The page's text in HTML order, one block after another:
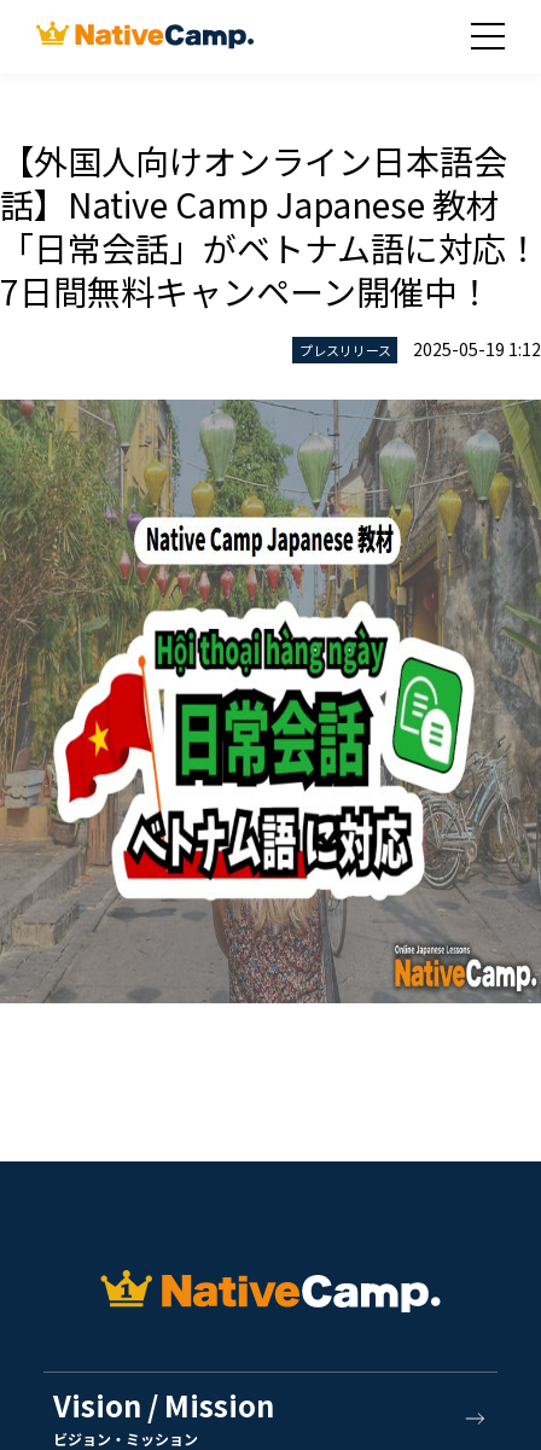
【外国人向けオンライン日本語会
話】Native Camp Japanese 教材
「日常会話」がベトナム語に対応！
7日間無料キャンペーン開催中！
プレスリリース 2025-05-19 1:12
Vision / Mission
ビジョン・ミッション